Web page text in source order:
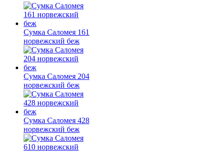
Сумка Саломея 161
норвежский беж
Сумка Саломея 204
норвежский беж
Сумка Саломея 428
норвежский беж